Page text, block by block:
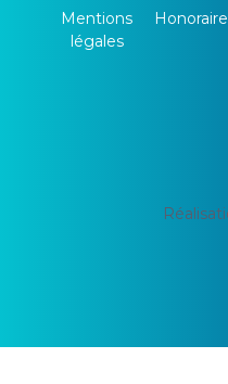
Mentions
légales